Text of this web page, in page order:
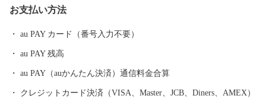
サイトできました。 詳しくは、下記ページをご覧ください。 http
るさと納税コールセンター TEL：050-3090-1336 Mail：f.tsuruga
@do-furusato.jp 受付時間 午前9時00分～午後5時45分 (土曜日・
日曜日・祝日及び12月30日～1月3日を除く) ■ワンストップ特例申
お支払い方法
au PAY カード（番号入力不要）
au PAY 残高
au PAY（auかんたん決済）通信料金合算
クレジットカード決済（VISA、Master、JCB、Diners、AMEX）